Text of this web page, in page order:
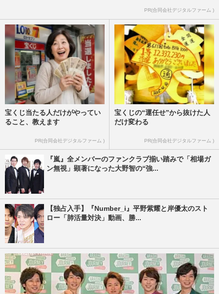
PR(合同会社デジタルファーム )
宝くじ当たる人だけがやってい
ること、教えます
PR(合同会社デジタルファーム )
宝くじの“運任せ”から抜けた人
だけ変わる
PR(合同会社デジタルファーム )
『嵐』全メンバーのファンクラブ揃い踏みで「相場ガ
ン無視」顕著になった大野智の“強...
【独占入手】『Number_i』平野紫耀と岸優太のスト
ロー「肺活量対決」動画、勝...